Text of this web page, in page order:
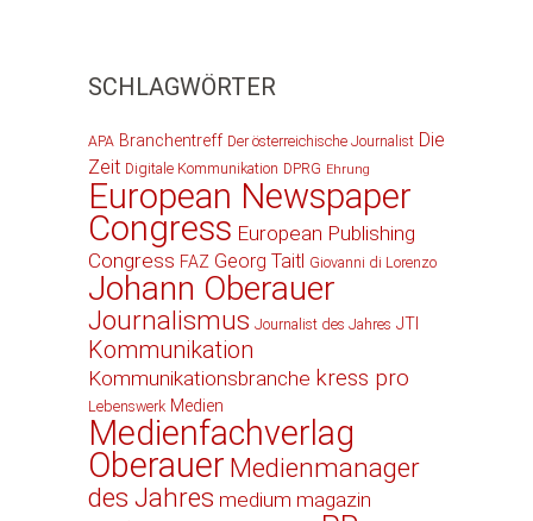
SCHLAGWÖRTER
APA Branchentreff Der österreichische Journalist Die
Zeit Digitale Kommunikation DPRG Ehrung
European Newspaper
Congress European Publishing
Congress FAZ Georg Taitl Giovanni di Lorenzo
Johann Oberauer
Journalismus Journalist des Jahres JTI
Kommunikation
Kommunikationsbranche kress pro
Lebenswerk Medien
Medienfachverlag
Oberauer Medienmanager
des Jahres medium magazin